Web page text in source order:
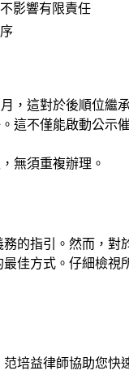
影響有限責任
，這對於後順位繼
這不僅能啟動公
無須重複辦理。
的指引。然而，
佳方式。仔細檢
范培益律師協助您快